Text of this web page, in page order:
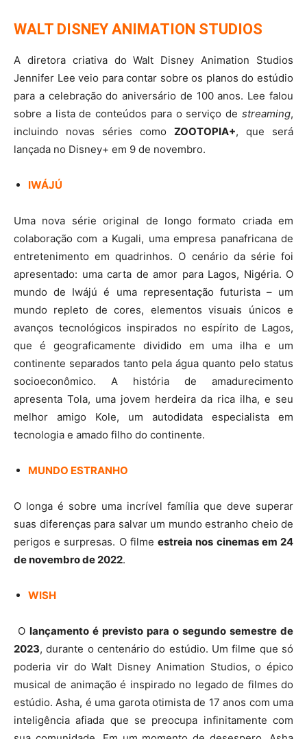
WALT DISNEY ANIMATION STUDIOS
A diretora criativa do Walt Disney Animation Studios
Jennifer Lee veio para contar sobre os planos do estúdio
para a celebração do aniversário de 100 anos. Lee falou
sobre a lista de conteúdos para o serviço de streaming,
incluindo novas séries como ZOOTOPIA+, que será
lançada no Disney+ em 9 de novembro.
IWÁJÚ
Uma nova série original de longo formato criada em
colaboração com a Kugali, uma empresa panafricana de
entretenimento em quadrinhos. O cenário da série foi
apresentado: uma carta de amor para Lagos, Nigéria. O
mundo de Iwájú é uma representação futurista – um
mundo repleto de cores, elementos visuais únicos e
avanços tecnológicos inspirados no espírito de Lagos,
que é geograficamente dividido em uma ilha e um
continente separados tanto pela água quanto pelo status
socioeconômico. A história de amadurecimento
apresenta Tola, uma jovem herdeira da rica ilha, e seu
melhor amigo Kole, um autodidata especialista em
tecnologia e amado filho do continente.
MUNDO ESTRANHO
O longa é sobre uma incrível família que deve superar
suas diferenças para salvar um mundo estranho cheio de
perigos e surpresas. O filmeestreia nos cinemas em 24
de novembro de 2022.
WISH
O lançamento é previsto para o segundo semestre de
2023, durante o centenário do estúdio. Um filme que só
poderia vir do Walt Disney Animation Studios, o épico
musical de animação é inspirado no legado de filmes do
estúdio. Asha, é uma garota otimista de 17 anos com uma
inteligência afiada que se preocupa infinitamente com